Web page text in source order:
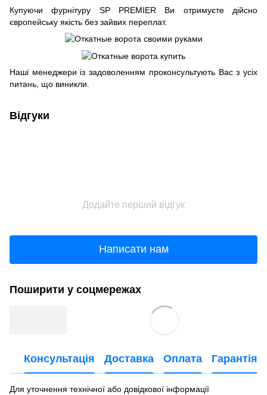
Купуючи фурнітуру SP PREMIER Ви отримуєте дійсно
європейську якість без зайвих переплат.
Наші менеджери із задоволенням проконсультують Вас з усіх
питань, що виникли.
Відгуки
Додайте перший відгук
Написати нам
Поширити у соцмережах
Консультація Доставка Оплата Гарантія
Для уточнення технічної або довідкової інформації